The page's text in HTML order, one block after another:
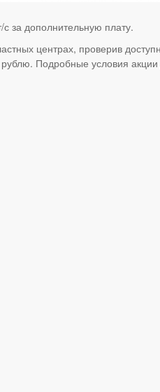
за дополнительную плату.
центрах, проверив
Подробные условия